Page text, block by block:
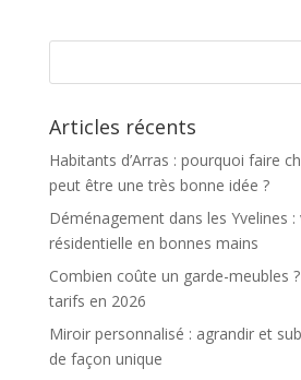
Articles récents
Habitants d’Arras : pourquoi faire
peut être une très bonne idée ?
Déménagement dans les Yvelines
résidentielle en bonnes mains
Combien coûte un garde-meubles
tarifs en 2026
Miroir personnalisé : agrandir et
de façon unique